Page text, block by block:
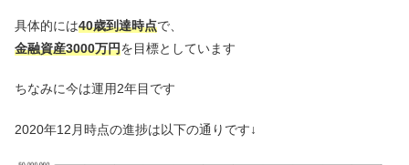
具体的には40歳到達時点で、
金融資産3000万円を目標としています
ちなみに今は運用2年目です
2020年12月時点の進捗は以下の通りです↓